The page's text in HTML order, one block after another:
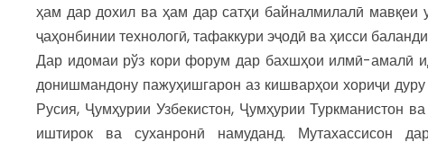
ҳам дар дохил ва ҳам дар сатҳи байналмилалӣ
ҷаҳонбинии технологӣ, тафаккури эҷодӣ ва ҳисси
Дар идомаи рўз кори форум дар бахшҳои илмӣ-амалӣ
донишмандону пажуҳишгарон аз кишварҳои хориҷи
Русия, Ҷумҳурии Узбекистон, Ҷумҳурии Туркманистон
иштирок ва суханронӣ намуданд. Мутахассисон